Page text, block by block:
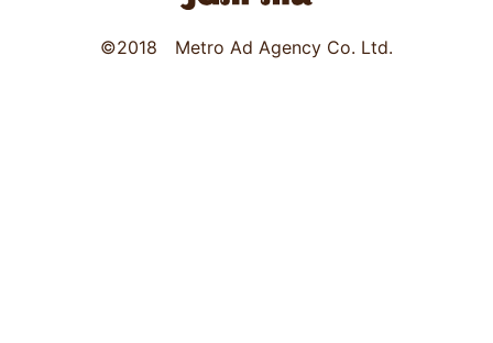
©2018 Metro Ad Agency Co. Ltd.